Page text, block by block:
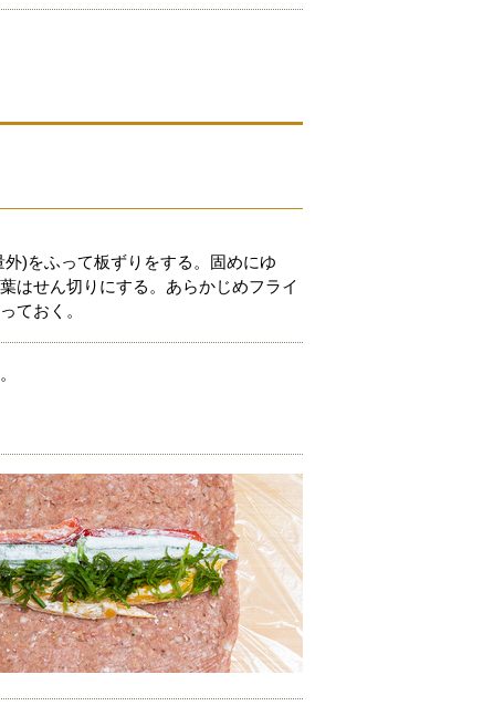
)をふって板ずりをする。固めにゆ
はせん切りにする。あらかじめフライ
ておく。